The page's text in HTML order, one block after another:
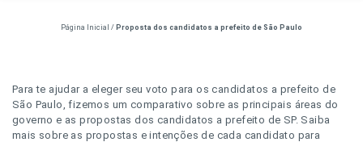
Página Inicial / Proposta dos candidatos a prefeito de São Paulo
Para te ajudar a eleger seu voto para os candidatos a prefeito de
São Paulo, fizemos um comparativo sobre as principais áreas do
governo e as propostas dos candidatos a prefeito de SP. Saiba
mais sobre as propostas e intenções de cada candidato para